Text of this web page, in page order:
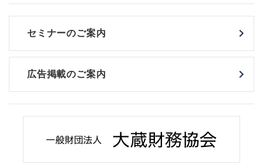
セミナーのご案内
広告掲載のご案内